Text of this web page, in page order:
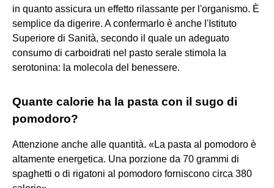
in quanto assicura un effetto rilassante per l'organismo. È
semplice da digerire. A confermarlo è anche l'Istituto
Superiore di Sanità, secondo il quale un adeguato
consumo di carboidrati nel pasto serale stimola la
serotonina: la molecola del benessere.
Quante calorie ha la pasta con il sugo di
pomodoro?
Attenzione anche alle quantità. «La pasta al pomodoro è
altamente energetica. Una porzione da 70 grammi di
spaghetti o di rigatoni al pomodoro forniscono circa 380